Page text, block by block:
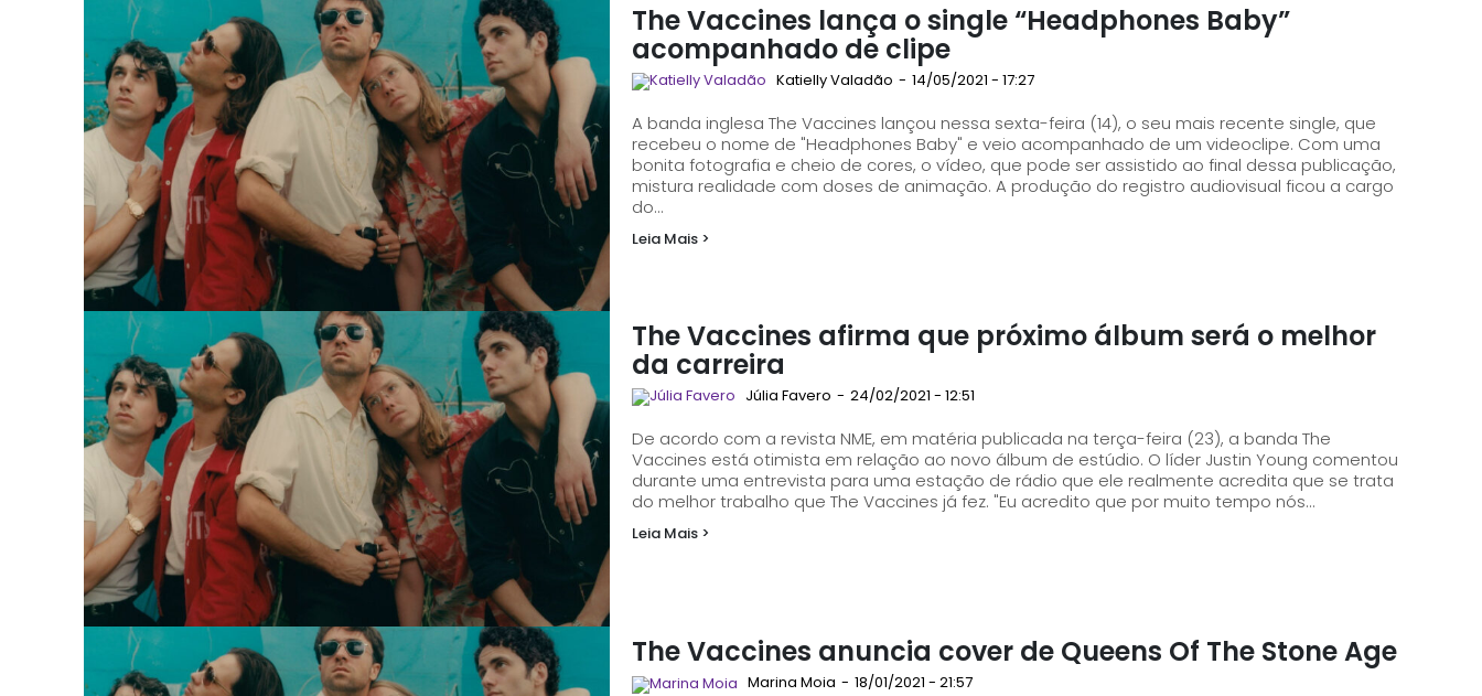
The Vaccines lança o single “Headphones Baby”
acompanhado de clipe
Katielly Valadão - 14/05/2021 - 17:27
A banda inglesa The Vaccines lançou nessa sexta-feira (14), o seu mais recente single, que
recebeu o nome de "Headphones Baby" e veio acompanhado de um videoclipe. Com uma
bonita fotografia e cheio de cores, o vídeo, que pode ser assistido ao final dessa publicação,
mistura realidade com doses de animação. A produção do registro audiovisual ficou a cargo
do...
Leia Mais >
The Vaccines afirma que próximo álbum será o melhor
da carreira
Júlia Favero - 24/02/2021 - 12:51
De acordo com a revista NME, em matéria publicada na terça-feira (23), a banda The
Vaccines está otimista em relação ao novo álbum de estúdio. O líder Justin Young comentou
durante uma entrevista para uma estação de rádio que ele realmente acredita que se trata
do melhor trabalho que The Vaccines já fez. "Eu acredito que por muito tempo nós...
Leia Mais >
The Vaccines anuncia cover de Queens Of The Stone Age
Marina Moia - 18/01/2021 - 21:57